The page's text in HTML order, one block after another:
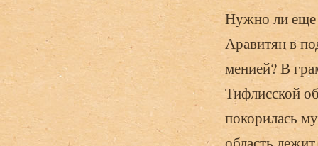
Нужно ли еще
Аравитян в
менией? В
Тифлисской
покорилась